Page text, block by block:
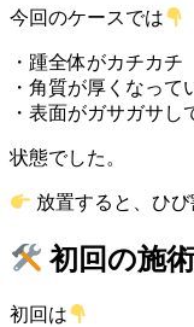
今回のケースでは
・踵全体がカチカチ
・角質が厚くなって
・表面がガサガサし
状態でした。
放置すると、ひ
初回の施
初回は